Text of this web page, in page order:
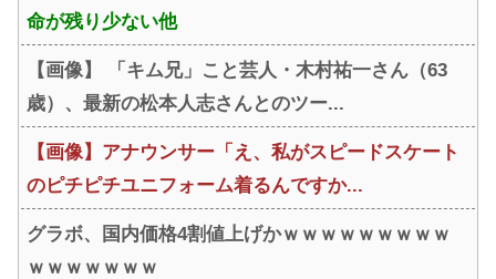
命が残り少ない他
【画像】 「キム兄」こと芸人・木村祐一さん（63
歳）、最新の松本人志さんとのツー...
【画像】アナウンサー「え、私がスピードスケート
のピチピチユニフォーム着るんですか...
グラボ、国内価格4割値上げかｗｗｗｗｗｗｗｗｗ
ｗｗｗｗｗｗｗ